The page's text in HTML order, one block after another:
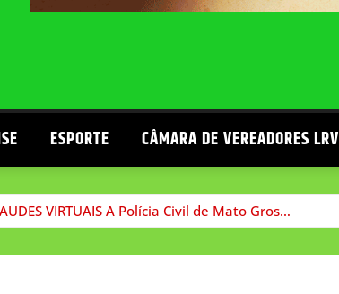
ESPORTE CÂMARA DE VEREADORES LRV
VIRTUAIS A Polícia Civil de Mato Gros…